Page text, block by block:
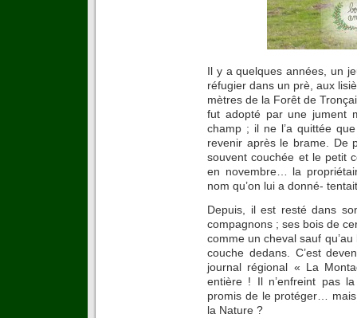
Il y a quelques années, un
réfugier dans un prè, aux
mètres de la Forêt de
fut adopté par une jument
champ ; il ne l’a quittée
revenir après le brame. De
souvent couchée et le petit
en novembre… la
nom qu’on lui a donné-
Depuis, il est resté dans
compagnons ; ses bois de
comme un cheval sauf
couche dedans. C’est
journal régional « La
entière ! Il n’enfreint pas
promis de le protéger…
la Nature ?